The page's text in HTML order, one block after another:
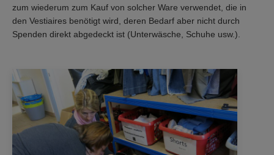
zum wiederum zum Kauf von solcher Ware verwendet, die in
den Vestiaires benötigt wird, deren Bedarf aber nicht durch
Spenden direkt abgedeckt ist (Unterwäsche, Schuhe usw.).